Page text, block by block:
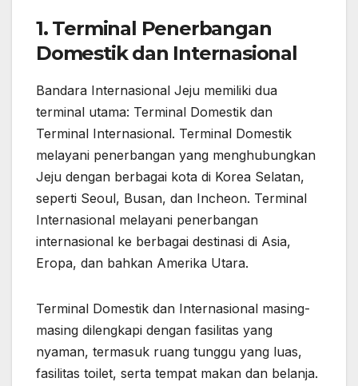
1. Terminal Penerbangan
Domestik dan Internasional
Bandara Internasional Jeju memiliki dua
terminal utama: Terminal Domestik dan
Terminal Internasional. Terminal Domestik
melayani penerbangan yang menghubungkan
Jeju dengan berbagai kota di Korea Selatan,
seperti Seoul, Busan, dan Incheon. Terminal
Internasional melayani penerbangan
internasional ke berbagai destinasi di Asia,
Eropa, dan bahkan Amerika Utara.
Terminal Domestik dan Internasional masing-
masing dilengkapi dengan fasilitas yang
nyaman, termasuk ruang tunggu yang luas,
fasilitas toilet, serta tempat makan dan belanja.